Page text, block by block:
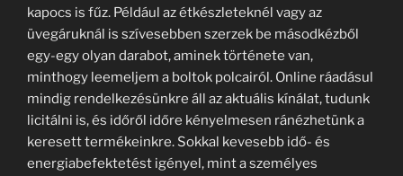
kapocs is fűz. Például az étkészleteknél vagy az
üvegáruknál is szívesebben szerzek be másodkézből
egy-egy olyan darabot, aminek története van,
minthogy leemeljem a boltok polcairól. Online ráadásul
mindig rendelkezésünkre áll az aktuális kínálat, tudunk
licitálni is, és időről időre kényelmesen ránézhetünk a
keresett termékeinkre. Sokkal kevesebb idő- és
energiabefektetést igényel, mint a személyes